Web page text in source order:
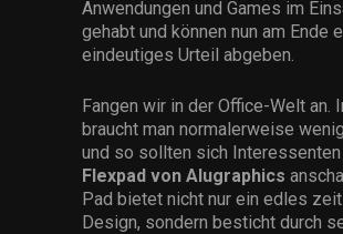
Anwendungen und Games im
gehabt und können nun am Ende
eindeutiges Urteil abgeben.
Fangen wir in der Office-Welt an.
braucht man normalerweise
und so sollten sich
Flexpad von Alugraphics
Pad bietet nicht nur ein edles
Design, sondern besticht durch